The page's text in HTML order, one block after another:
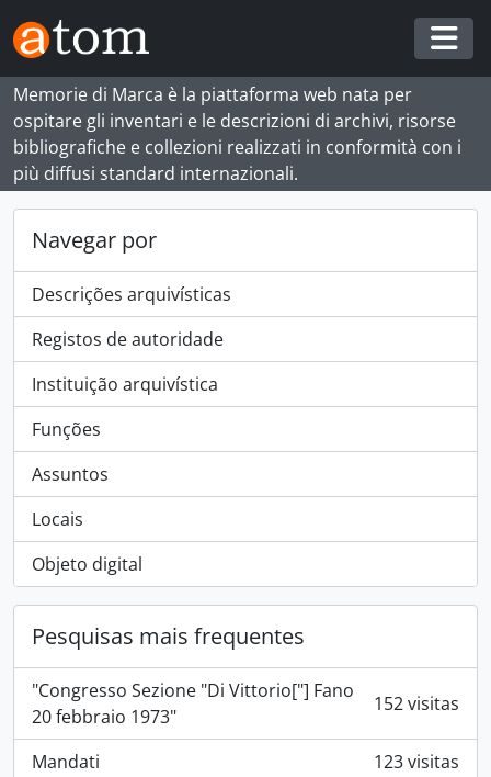
Skip to main content
Memorie di Marca è la piattaforma web nata per
ospitare gli inventari e le descrizioni di archivi, risorse
bibliografiche e collezioni realizzati in conformità con i
più diffusi standard internazionali.
Navegar por
Descrições arquivísticas
Registos de autoridade
Instituição arquivística
Funções
Assuntos
Locais
Objeto digital
Pesquisas mais frequentes
"Congresso Sezione "Di Vittorio["] Fano
20 febbraio 1973"
152 visitas
Mandati
123 visitas